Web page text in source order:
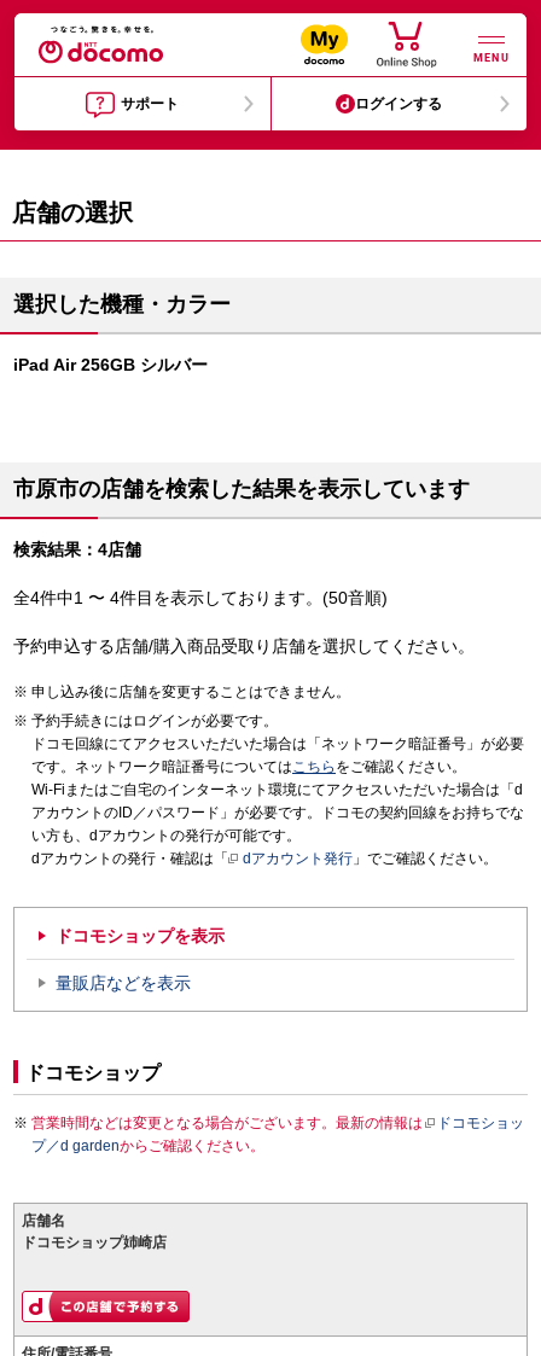
MENU
サポート ログインする
店舗の選択
選択した機種・カラー
iPad Air 256GB シルバー
市原市の店舗を検索した結果を表示しています
検索結果：4店舗
全4件中1 〜 4件目を表示しております。(50音順)
予約申込する店舗/購入商品受取り店舗を選択してください。
申し込み後に店舗を変更することはできません。
予約手続きにはログインが必要です。
ドコモ回線にてアクセスいただいた場合は「ネットワーク暗証番号」が必要
です。ネットワーク暗証番号についてはこちら をご確認ください。
Wi-Fiまたはご自宅のインターネット環境にてアクセスいただいた場合は「d
アカウントのID／パスワード」が必要です。ドコモの契約回線をお持ちでな
い方も、dアカウントの発行が可能です。
dアカウントの発行・確認は「
dアカウント発行 」でご確認ください。
ドコモショップを表示
量販店などを表示
ドコモショップ
営業時間などは変更となる場合がございます。最新の情報は
ドコモショッ
プ／d gardenからご確認ください。
店舗名
ドコモショップ姉崎店